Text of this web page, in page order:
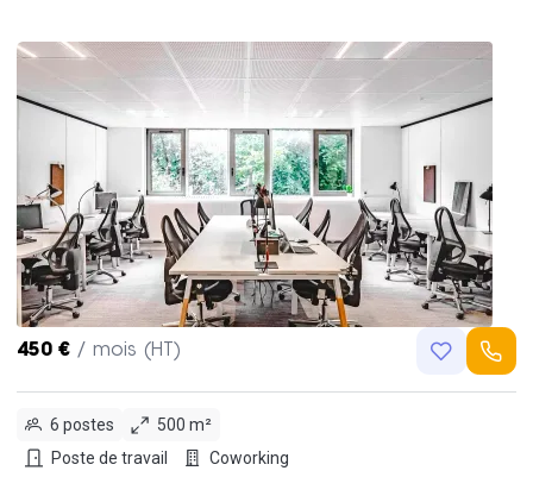
450 € / mois (HT)
6 postes
500 m²
Poste de travail
Coworking